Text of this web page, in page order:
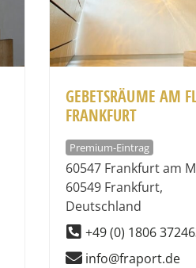
GEBETSRÄUME AM
FRANKFURT
Premium-Eintrag
60547 Frankfurt am
60549 Frankfurt,
Deutschland
+49 (0) 1806
info@fraport.de